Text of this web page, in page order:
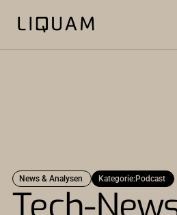
News & Analysen Kategorie:Podcast